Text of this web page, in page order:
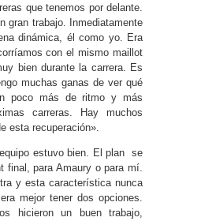
que tenemos por delante.
gran trabajo. Inmediatamente
dinámica, él como yo. Era
con el mismo maillot
bien durante la carrera. Es
muchas ganas de ver qué
poco más de ritmo y más
carreras. Hay muchos
esta recuperación».
estuvo bien. El plan se
final, para Amaury o para mí.
y esta característica nunca
mejor tener dos opciones.
hicieron un buen trabajo,